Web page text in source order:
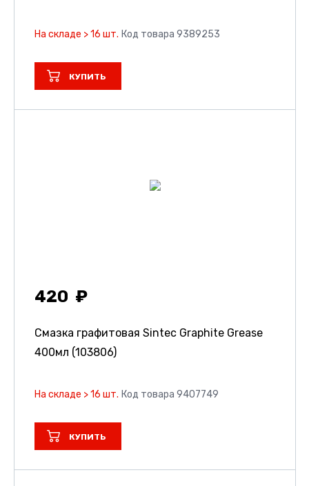
На складе > 16 шт. Код товара 9389253
КУПИТЬ
420
Смазка графитовая Sintec Graphite Grease
400мл (103806)
На складе > 16 шт. Код товара 9407749
КУПИТЬ